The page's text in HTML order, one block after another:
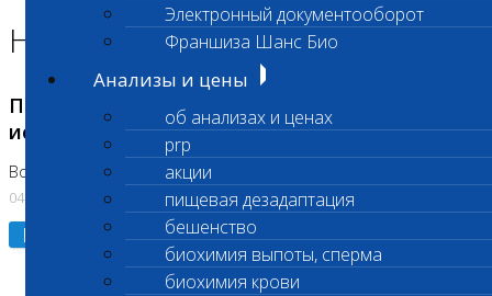
Электронный документооборот
Франшиза Шанс Био
Анализы и цены
об анализах и ценах
prp
акции
пищевая дезадаптация
бешенство
биохимия выпоты, сперма
биохимия крови
Новости лаборатории
Приостановка срочных биохимических
исследований
Во Владыкино
04.08.2026
Подробнее